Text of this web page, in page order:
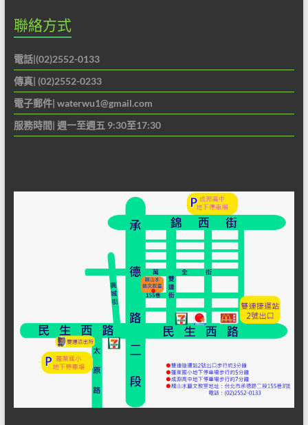
聯絡方式
電話|(02)2552-0133
傳真| (02)2552-0233
電子郵件| waterwu1@gmail.com
服務時間| 週一至週五 9:30至17:30